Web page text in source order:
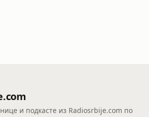
и подкасте из Radiosrbije.com по